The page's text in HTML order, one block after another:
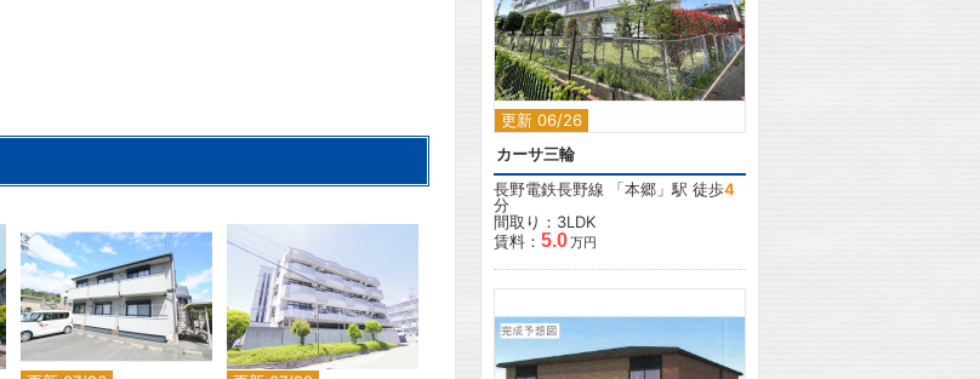
2 2 2
更新 06/26
2
カーサ三輪
長野電鉄長野線 「本郷 」駅 徒歩4
分
間取り：3LDK
賃料： 5.0万円